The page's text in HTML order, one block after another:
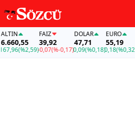
(%2,59)
FAİZ
39,92
-0,07(%-0,17)
DOLAR
47,71
0,09(%0,18)
EURO
55,19
0,18(%0,32)